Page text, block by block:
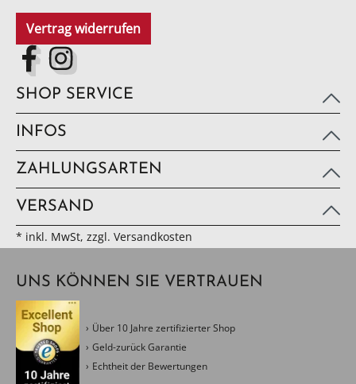
Vertrag widerrufen
SHOP SERVICE
INFOS
ZAHLUNGSARTEN
VERSAND
* inkl. MwSt, zzgl. Versandkosten
UNS KÖNNEN SIE VERTRAUEN
Über 10 Jahre zertifizierter Shop
Geld-zurück Garantie
Echtheit der Bewertungen